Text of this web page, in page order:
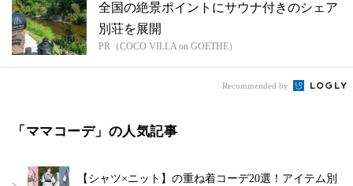
全国の絶景ポイントにサウナ付きのシェア
別荘を展開
PR（COCO VILLA on GOETHE）
Recommended by
「ママコーデ」の人気記事
【シャツ×ニット】の重ね着コーデ20選！アイテム別